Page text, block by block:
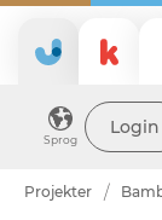
Sprog
Login
Projekter